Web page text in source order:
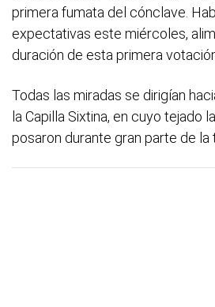
primera fumata del cónclave.
expectativas este miércoles,
duración de esta primera
Todas las miradas se dirigían
la Capilla Sixtina, en cuyo tejado
posaron durante gran parte de la